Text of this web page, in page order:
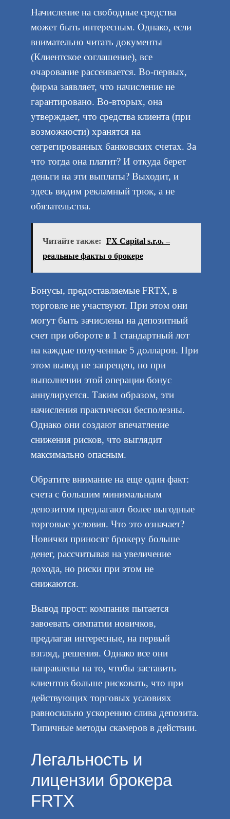
Начисление на свободные средства
может быть интересным. Однако, если
внимательно читать документы
(Клиентское соглашение), все
очарование рассеивается. Во-первых,
фирма заявляет, что начисление не
гарантировано. Во-вторых, она
утверждает, что средства клиента (при
возможности) хранятся на
сегрегированных банковских счетах. За
что тогда она платит? И откуда берет
деньги на эти выплаты? Выходит, и
здесь видим рекламный трюк, а не
обязательства.
Читайте также:
FX Capital s.r.o. –
реальные факты о брокере
Бонусы, предоставляемые FRTX, в
торговле не участвуют. При этом они
могут быть зачислены на депозитный
счет при обороте в 1 стандартный лот
на каждые полученные 5 долларов. При
этом вывод не запрещен, но при
выполнении этой операции бонус
аннулируется. Таким образом, эти
начисления практически бесполезны.
Однако они создают впечатление
снижения рисков, что выглядит
максимально опасным.
Обратите внимание на еще один факт:
счета с большим минимальным
депозитом предлагают более выгодные
торговые условия. Что это означает?
Новички приносят брокеру больше
денег, рассчитывая на увеличение
дохода, но риски при этом не
снижаются.
Вывод прост: компания пытается
завоевать симпатии новичков,
предлагая интересные, на первый
взгляд, решения. Однако все они
направлены на то, чтобы заставить
клиентов больше рисковать, что при
действующих торговых условиях
равносильно ускорению слива депозита.
Типичные методы скамеров в действии.
Легальность и
лицензии брокера
FRTX